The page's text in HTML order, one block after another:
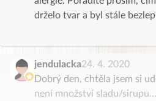
drželo tvar a byl stále
jendulacka24. 4. 2020
Dobrý den, chtěla jsem si
není množství sladu/